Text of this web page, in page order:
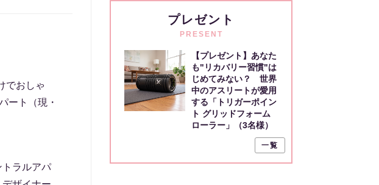
でおしゃ
ート（現・
ラルアパ
プレゼント
PRESENT
【プレゼント】あなた
も"リカバリー習慣"は
じめてみない？ 世界
中のアスリートが愛用
する「トリガーポイン
ト グリッドフォーム
ローラー」（3名様）
一覧